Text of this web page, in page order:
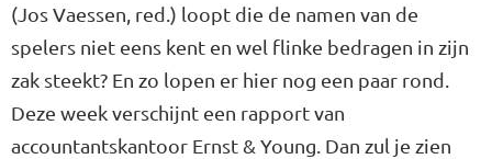
(Jos Vaessen, red.) loopt die de namen van de
spelers niet eens kent en wel flinke bedragen in zijn
zak steekt? En zo lopen er hier nog een paar rond.
Deze week verschijnt een rapport van
accountantskantoor Ernst & Young. Dan zul je zien